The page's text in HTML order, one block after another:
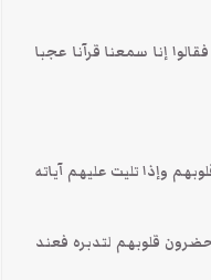
إنا سمعنا قرآنا عجبا
وإذا تليت عليهم آياته
قلوبهم لتدبره فعند